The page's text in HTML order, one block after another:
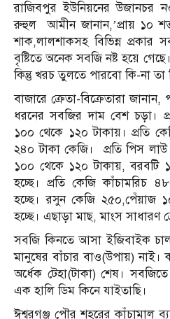
রাজিবপুর ইউনিয়নের উজানচর
রুহুল আমীন জানান,’প্রায় ১০
শাক,লালশাকসহ বিভিন্ন প্রকার
বৃষ্টিতে অনেক সবজি নষ্ট হয়ে
কিন্তু খরচ তুলতে পারবো কি-না তা
বাজারে ক্রেতা-বিক্রেতারা
ধরনের সবজির দাম বেশ চড়া।
১০০ থেকে ১২০ টাকায়। প্রতি
২৪০ টাকা কেজি। প্রতি পিস
১০০ থেকে ১২০ টাকায়, বরবটি
হচ্ছে। প্রতি কেজি কাঁচামরিচ
হচ্ছে। রসুন কেজি ২৫০,পেঁয়াজ
হচ্ছে। এছাড়া মাছ, মাংস সাধারণ
সবজি কিনতে আসা ইজিবাইক
মানুষের বাঁচার বাও(উপায়)
অর্ধেক টেহা(টাকা) শেষ।
এক হালি ডিম কিনে যাইতাছি।
ঈশ্বরগঞ্জ পৌর শহরের কাঁচামাল